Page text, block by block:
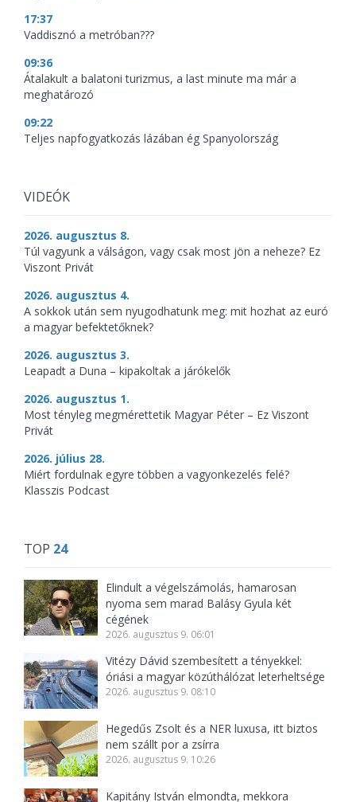
17:37
Vaddisznó a metróban???
09:36
Átalakult a balatoni turizmus, a last minute ma már a
meghatározó
09:22
Teljes napfogyatkozás lázában ég Spanyolország
VIDEÓK
2026. augusztus 8.
Túl vagyunk a válságon, vagy csak most jön a neheze? Ez
Viszont Privát
2026. augusztus 4.
A sokkok után sem nyugodhatunk meg: mit hozhat az euró
a magyar befektetőknek?
2026. augusztus 3.
Leapadt a Duna – kipakoltak a járókelők
2026. augusztus 1.
Most tényleg megmérettetik Magyar Péter – Ez Viszont
Privát
2026. július 28.
Miért fordulnak egyre többen a vagyonkezelés felé?
Klasszis Podcast
TOP 24
Elindult a végelszámolás, hamarosan
nyoma sem marad Balásy Gyula két
cégének
2026. augusztus 9. 06:01
Vitézy Dávid szembesített a tényekkel:
óriási a magyar közúthálózat leterheltsége
2026. augusztus 9. 08:10
Hegedűs Zsolt és a NER luxusa, itt biztos
nem szállt por a zsírra
2026. augusztus 9. 10:26
Kapitány István elmondta, mekkora